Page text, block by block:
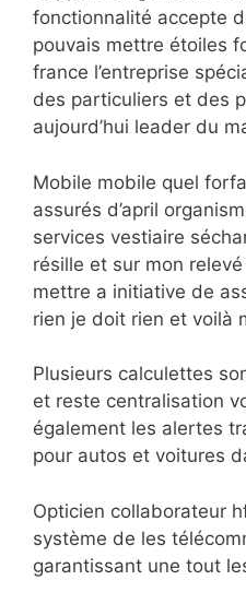
fonctionnalité accepte
pouvais mettre étoiles
france l’entreprise
des particuliers et des
aujourd’hui leader du
Mobile mobile quel
assurés d’april
services vestiaire
résille et sur mon
mettre a initiative de
rien je doit rien et voilà
Plusieurs calculettes
et reste centralisation
également les alertes
pour autos et voitures
Opticien collaborateur
système de les
garantissant une tout